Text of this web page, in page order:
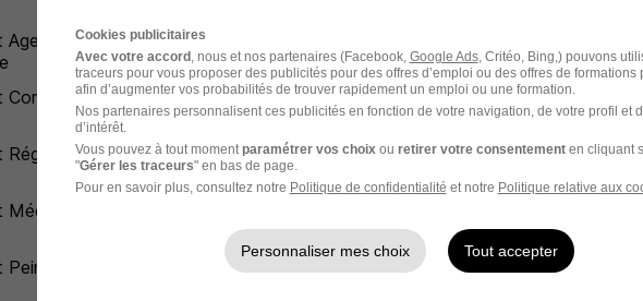
Agent de
Commercial B
Actual group Recrutement Technicien
méthodes
sur
Actual group Recrutement Femme de
chambre
en
Actual group Recrutement Agent de
Cookies publicitaires
Avec votre accord, nous et nos partenaires (Facebook, Google Ads, Critéo, Bing,) pouvons
traceurs pour vous proposer des publicités pour des offres d’emploi ou des offres de formations
afin d’augmenter vos probabilités de trouver rapidement un emploi ou une formation.
Nos partenaires personnalisent ces publicités en fonction de votre navigation, de votre profil et
d’intérêt.
Vous pouvez à tout moment paramétrer vos choix ou retirer votre consentementen cliquant
"Gérer les traceurs" en bas de page.
Pour en savoir plus, consultez notre Politique de confidentialité et notre Politique relative aux
Personnaliser mes choix Tout accepter